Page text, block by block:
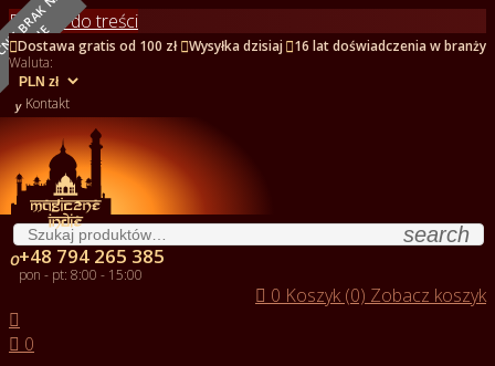
Przejdź do treści
Dostawa gratis od 100 zł Wysyłka dzisiaj 16 lat doświadczenia w branży
Waluta:
 Kontakt
search
+48 794 265 385
pon - pt: 8:00 - 15:00
 0 Koszyk (0) Zobacz koszyk

 0
E